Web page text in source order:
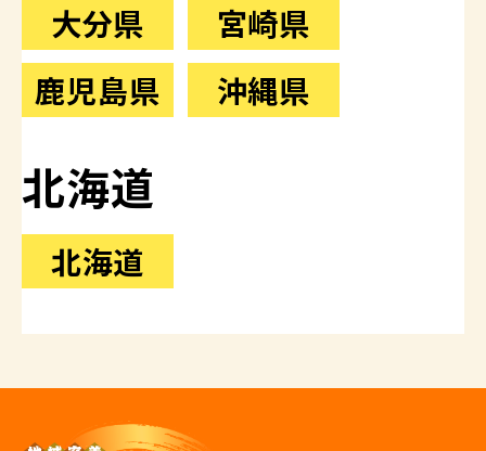
大分県
宮崎県
鹿児島県
沖縄県
北海道
北海道